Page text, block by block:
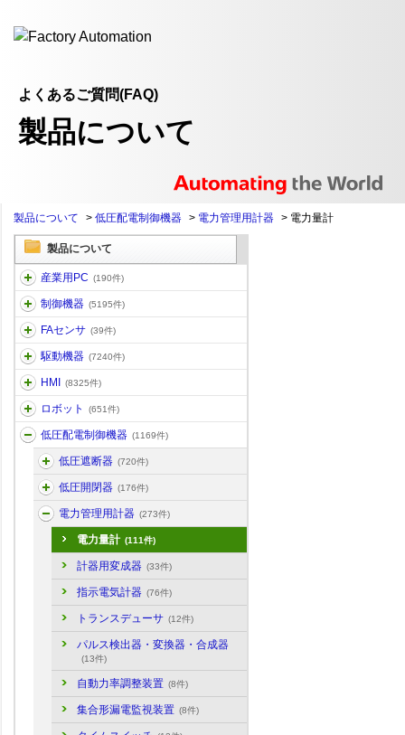
よくあるご質問(FAQ)
製品について
製品について > 低圧配電制御機器 > 電力管理用計器 > 電力量計
製品について
産業用PC (190件)
制御機器 (5195件)
FAセンサ (39件)
駆動機器 (7240件)
HMI (8325件)
ロボット (651件)
低圧配電制御機器 (1169件)
低圧遮断器 (720件)
低圧開閉器 (176件)
電力管理用計器 (273件)
電力量計 (111件)
計器用変成器 (33件)
指示電気計器 (76件)
トランスデューサ (12件)
パルス検出器・変換器・合成器
(13件)
自動力率調整装置 (8件)
集合形漏電監視装置 (8件)